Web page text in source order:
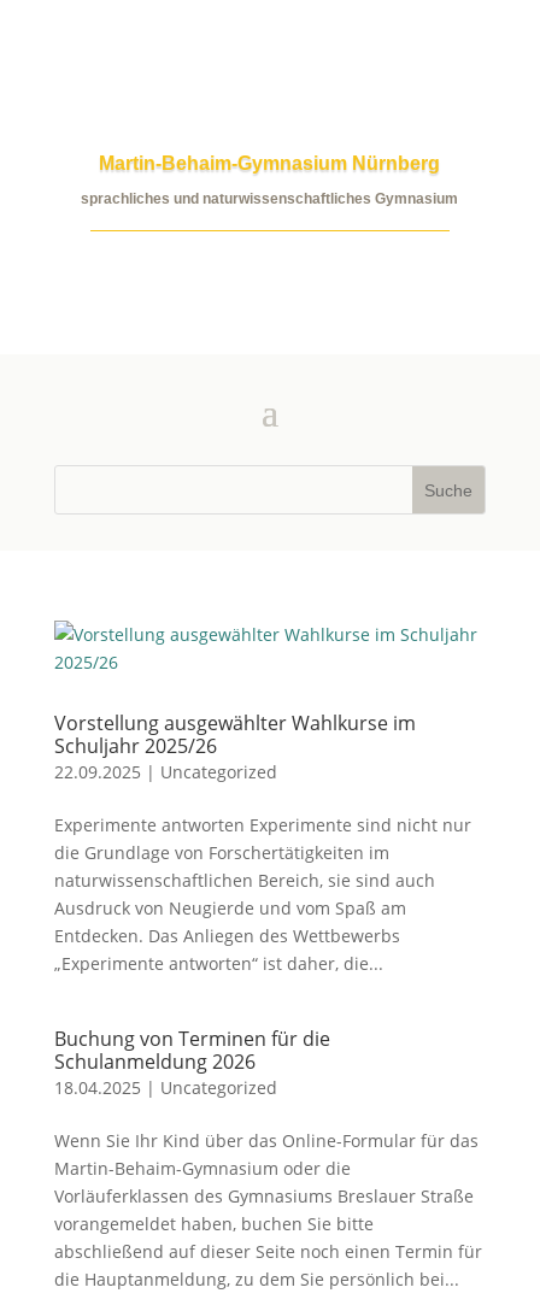
Martin-Behaim-Gymnasium Nürnberg
sprachliches und naturwissenschaftliches Gymnasium
Vorstellung ausgewählter Wahlkurse im
Schuljahr 2025/26
22.09.2025 | Uncategorized
Experimente antworten Experimente sind nicht nur
die Grundlage von Forschertätigkeiten im
naturwissenschaftlichen Bereich, sie sind auch
Ausdruck von Neugierde und vom Spaß am
Entdecken. Das Anliegen des Wettbewerbs
„Experimente antworten“ ist daher, die...
Buchung von Terminen für die
Schulanmeldung 2026
18.04.2025 | Uncategorized
Wenn Sie Ihr Kind über das Online-Formular für das
Martin-Behaim-Gymnasium oder die
Vorläuferklassen des Gymnasiums Breslauer Straße
vorangemeldet haben, buchen Sie bitte
abschließend auf dieser Seite noch einen Termin für
die Hauptanmeldung, zu dem Sie persönlich bei...